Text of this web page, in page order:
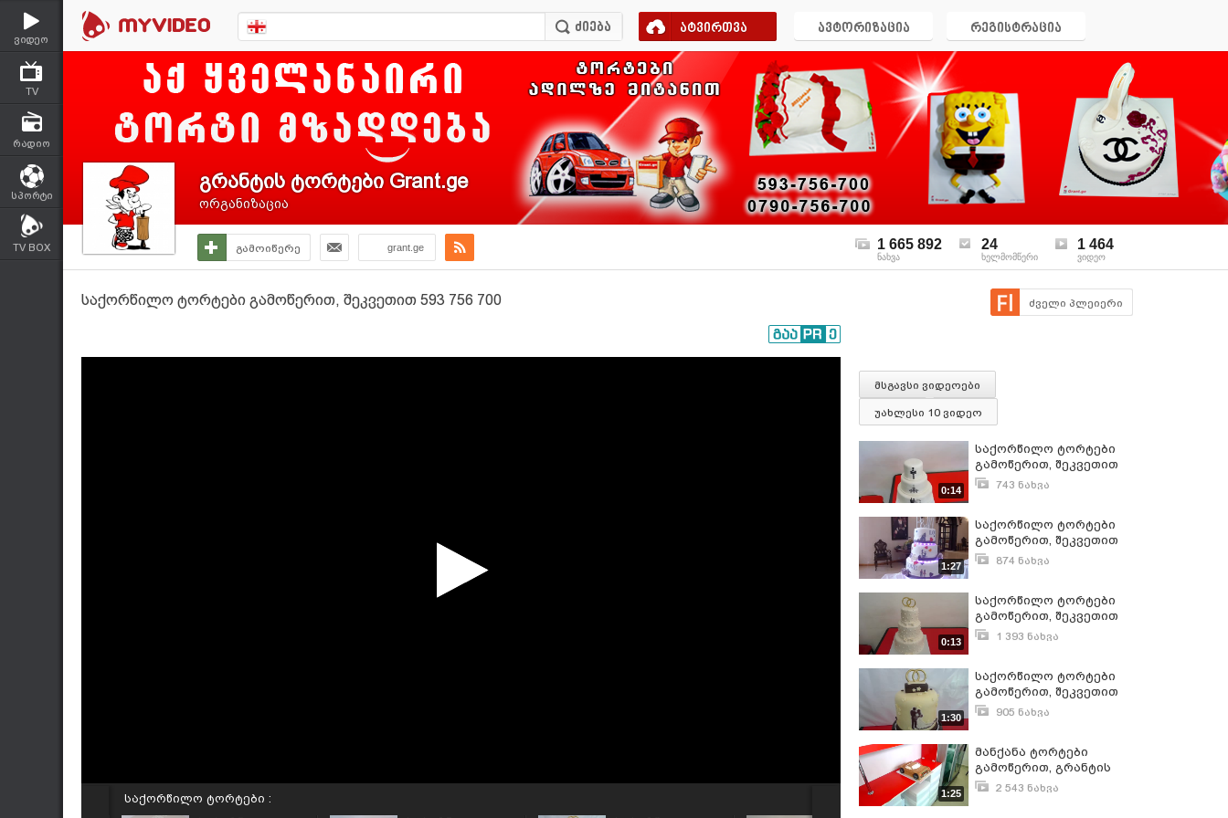
ვიდეო
TV
რადიო
სპორტი
TV BOX
ატვირთვა ავტორიზაცია რეგისტრაცია
გრანტის ტორტები Grant.ge
ორგანიზაცია
გამოიწერე grant.ge 1 665 892
ნახვა
24
ხელმომწერი
1 464
ვიდეო
საქორწილო ტორტები გამოწერით, შეკვეთით 593 756 700 ძველი პლეიერი
საქორწილო ტორტები :
მსგავსი ვიდეოები
უახლესი 10 ვიდეო
0:14
საქორწილო ტორტები
გამოწერით, შეკვეთით
593 756 700
743 ნახვა
1:27
საქორწილო ტორტები
გამოწერით, შეკვეთით
593 756 700
874 ნახვა
0:13
საქორწილო ტორტები
გამოწერით, შეკვეთით
593 756 700
1 393 ნახვა
1:30
საქორწილო ტორტები
გამოწერით, შეკვეთით
593 756 700
905 ნახვა
1:25
მანქანა ტორტები
გამოწერით, გრანტის
ტორტები შეკვეთით 593
2 543 ნახვა